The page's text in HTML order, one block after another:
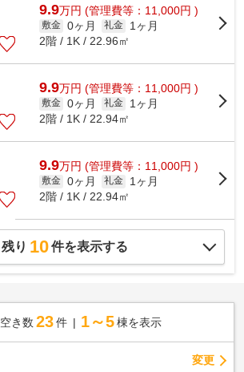
9.9万円 (管理費等：11,000円 )
敷金 0ヶ月 礼金
1ヶ月
2階 / 1K / 22.96㎡
9.9万円 (管理費等：11,000円 )
敷金 0ヶ月 礼金
1ヶ月
2階 / 1K / 22.94㎡
9.9万円 (管理費等：11,000円 )
敷金 0ヶ月 礼金
1ヶ月
2階 / 1K / 22.94㎡
残り 10件を表示する
空き数 23 件 1～5 棟を表示
変更